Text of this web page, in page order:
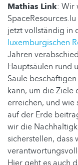
Mathias Link: Wir
jetzt vollständig in
luxemburgischen
Jahren
Hauptsäulen rund
Säule
kann, um die Ziele
erreichen, und wie
auf der Erde
wir die
sicherstellen, dass